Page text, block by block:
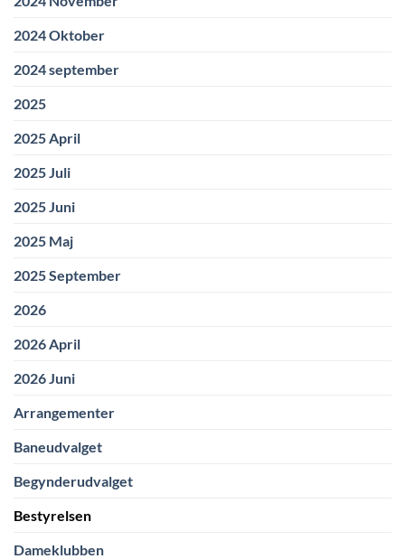
2024 Oktober
2024 september
2025
2025 April
2025 Juli
2025 Juni
2025 Maj
2025 September
2026
2026 April
2026 Juni
Arrangementer
Baneudvalget
Begynderudvalget
Bestyrelsen
Dameklubben